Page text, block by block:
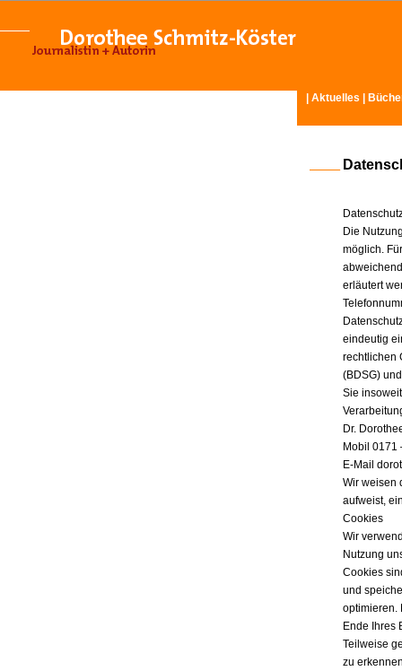
Aktuelles
Die
möglich.
erläutert
eindeutig
rechtlichen
(BDSG)
Sie
Dr.
Mobil 0171
E-Mail
Wir weisen
aufweist,
Cookies
Wir
Nutzung
Cookies
und
optimieren.
Ende Ihres
Teilweise
zu